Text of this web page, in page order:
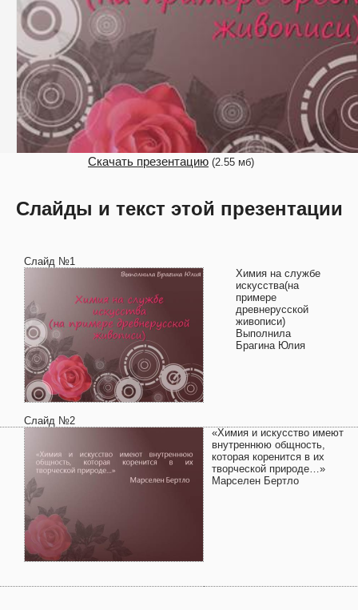
Скачать презентацию (2.55 мб)
Слайды и текст этой презентации
Слайд №1
Химия на службе
искусства(на
примере
древнерусской
живописи)
Выполнила
Брагина Юлия
Слайд №2
«Химия и искусство имеют
внутреннюю общность,
которая коренится в их
творческой природе…»
Марселен Бертло